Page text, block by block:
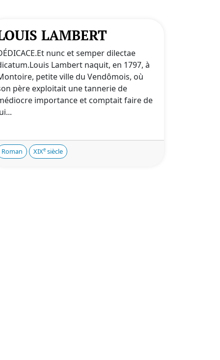
LAMBERT
nunc et semper dilectae
Lambert naquit, en 1797, à
petite ville du Vendômois, où
père exploitait une tannerie de
importance et comptait faire de
Roman XIXe siècle